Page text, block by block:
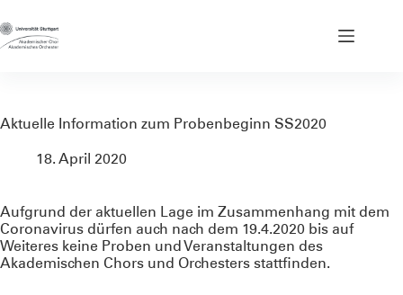
Inhalt
springen
Aktuelle Information zum Probenbeginn SS2020
18. April 2020
Aufgrund der aktuellen Lage im Zusammenhang mit dem
Coronavirus dürfen auch nach dem 19.4.2020 bis auf
Weiteres keine Proben und Veranstaltungen des
Akademischen Chors und Orchesters stattfinden.